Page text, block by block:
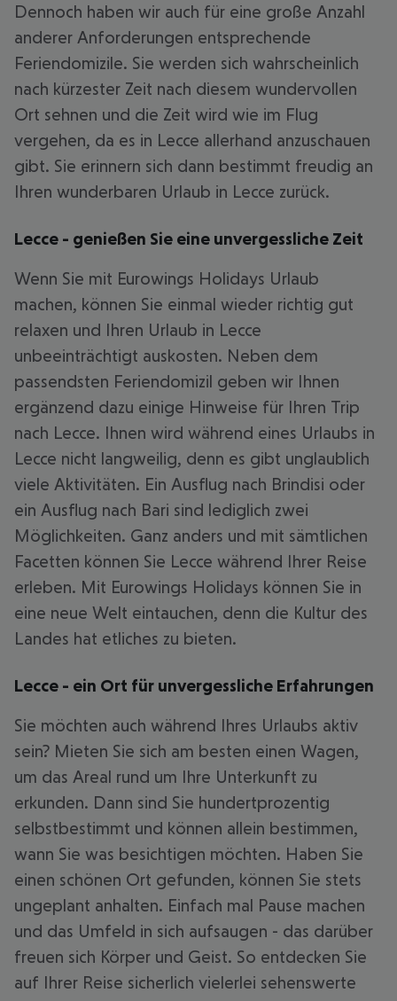
Dennoch haben wir auch für eine große Anzahl
anderer Anforderungen entsprechende
Feriendomizile. Sie werden sich wahrscheinlich
nach kürzester Zeit nach diesem wundervollen
Ort sehnen und die Zeit wird wie im Flug
vergehen, da es in Lecce allerhand anzuschauen
gibt. Sie erinnern sich dann bestimmt freudig an
Ihren wunderbaren Urlaub in Lecce zurück.
Lecce - genießen Sie eine unvergessliche Zeit
Wenn Sie mit Eurowings Holidays Urlaub
machen, können Sie einmal wieder richtig gut
relaxen und Ihren Urlaub in Lecce
unbeeinträchtigt auskosten. Neben dem
passendsten Feriendomizil geben wir Ihnen
ergänzend dazu einige Hinweise für Ihren Trip
nach Lecce. Ihnen wird während eines Urlaubs in
Lecce nicht langweilig, denn es gibt unglaublich
viele Aktivitäten. Ein Ausflug nach Brindisi oder
ein Ausflug nach Bari sind lediglich zwei
Möglichkeiten. Ganz anders und mit sämtlichen
Facetten können Sie Lecce während Ihrer Reise
erleben. Mit Eurowings Holidays können Sie in
eine neue Welt eintauchen, denn die Kultur des
Landes hat etliches zu bieten.
Lecce - ein Ort für unvergessliche Erfahrungen
Sie möchten auch während Ihres Urlaubs aktiv
sein? Mieten Sie sich am besten einen Wagen,
um das Areal rund um Ihre Unterkunft zu
erkunden. Dann sind Sie hundertprozentig
selbstbestimmt und können allein bestimmen,
wann Sie was besichtigen möchten. Haben Sie
einen schönen Ort gefunden, können Sie stets
ungeplant anhalten. Einfach mal Pause machen
und das Umfeld in sich aufsaugen - das darüber
freuen sich Körper und Geist. So entdecken Sie
auf Ihrer Reise sicherlich vielerlei sehenswerte